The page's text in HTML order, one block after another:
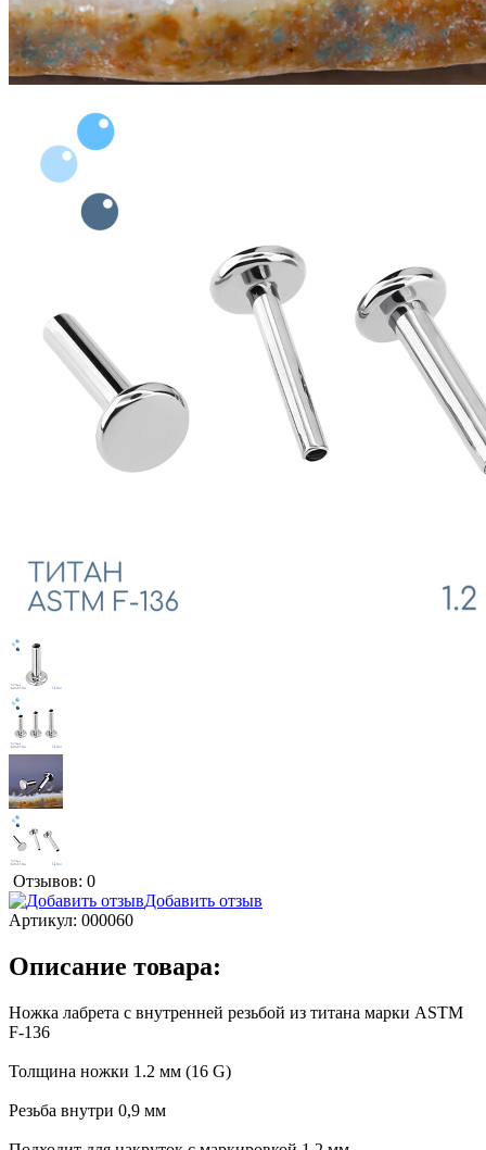
Отзывов: 0
Добавить отзыв
Артикул: 000060
Описание товара:
Ножка лабрета с внутренней резьбой из титана марки ASTM
F-136
Толщина ножки 1.2 мм (16 G)
Резьба внутри 0,9 мм